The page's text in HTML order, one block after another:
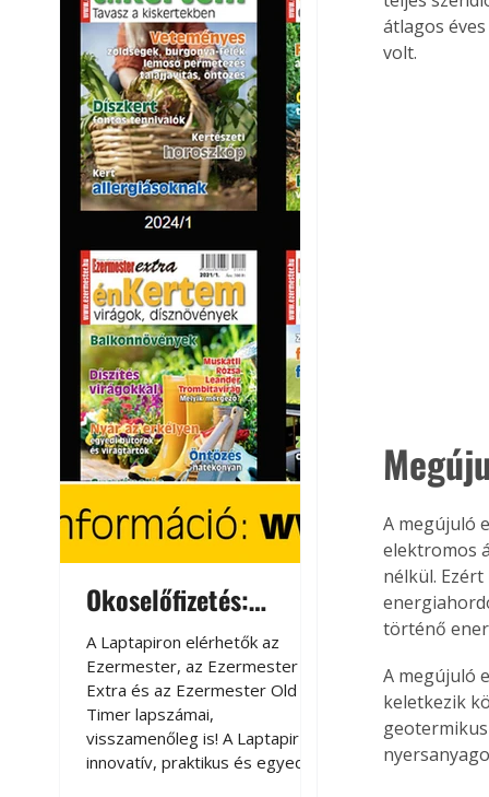
Okoselőfizetés:
Ezermester Extra
A Laptapiron elérhetők az
Ezermester, az Ezermester
Extra és az Ezermester Old
Timer lapszámai,
visszamenőleg is! A Laptapir új,
innovatív, praktikus és egyedi
Okoselőfizetés
A Laptapiron
Ezermester, az
Extra és az
Timer lapszámai,
visszamenőleg is! A
innovatív, praktikus
átlagos
volt.
A megújuló
elektromos
nélkül.
történő
A megújuló
keletkezik